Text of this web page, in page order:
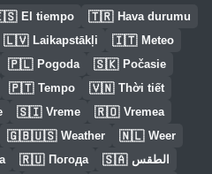
El tiempo 🇹🇷 Hava durumu
🇱🇻 Laikapstākļi 🇮🇹 Meteo
🇵🇱 Pogoda 🇸🇰 Počasie
🇵🇹 Tempo 🇻🇳 Thời tiết
🇸🇮 Vreme 🇷🇴 Vremea
🇬🇧🇺🇸 Weather 🇳🇱 Weer
🇷🇺 Погода 🇸🇦 الطقس